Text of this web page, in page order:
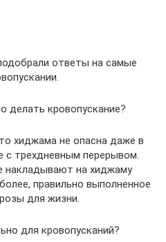
ответы на самые
делать кровопускание?
хиджама не опасна даже в
с трехдневным перерывом.
накладывают на хиджаму
правильно выполненное
для жизни.
для кровопусканий?